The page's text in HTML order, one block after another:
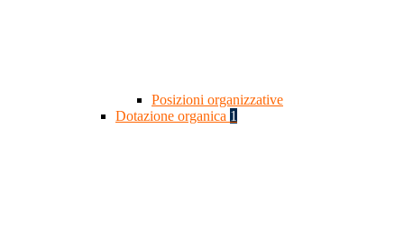
Posizioni organizzative
Dotazione organica 1